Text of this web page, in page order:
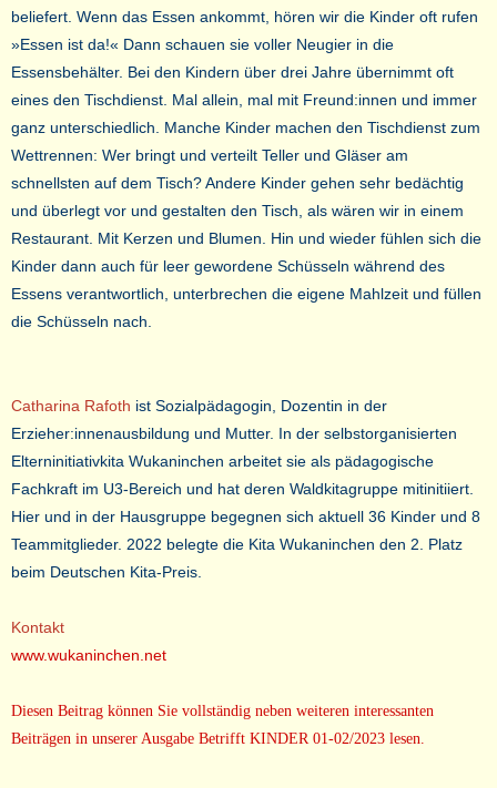
beliefert. Wenn das Essen ankommt, hören wir die Kinder oft rufen
»Essen ist da!« Dann schauen sie voller Neugier in die
Essensbehälter. Bei den Kindern über drei Jahre übernimmt oft
eines den Tischdienst. Mal allein, mal mit Freund:innen und immer
ganz unterschiedlich. Manche Kinder machen den Tischdienst zum
Wettrennen: Wer bringt und verteilt Teller und Gläser am
schnellsten auf dem Tisch? Andere Kinder gehen sehr bedächtig
und überlegt vor und gestalten den Tisch, als wären wir in einem
Restaurant. Mit Kerzen und Blumen. Hin und wieder fühlen sich die
Kinder dann auch für leer gewordene Schüsseln während des
Essens verantwortlich, unterbrechen die eigene Mahlzeit und füllen
die Schüsseln nach.
Catharina Rafoth ist Sozialpädagogin, Dozentin in der
Erzieher:innenausbildung und Mutter. In der selbstorganisierten
Elterninitiativkita Wukaninchen arbeitet sie als pädagogische
Fachkraft im U3-Bereich und hat deren Waldkitagruppe mitinitiiert.
Hier und in der Hausgruppe begegnen sich aktuell 36 Kinder und 8
Teammitglieder. 2022 belegte die Kita Wukaninchen den 2. Platz
beim Deutschen Kita-Preis.
Kontakt
www.wukaninchen.net
Diesen Beitrag können Sie vollständig neben weiteren interessanten
Beiträgen in unserer Ausgabe Betrifft KINDER 01-02/2023 lesen.